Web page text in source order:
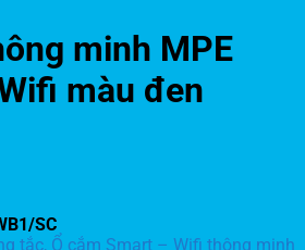
minh MPE
màu đen
SC
tắc, Ổ cắm Smart – Wifi thông minh